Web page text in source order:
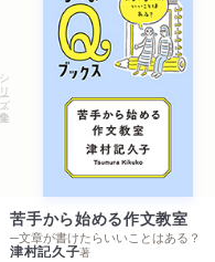
シリーズ・全集
苦手から始める作文教室
─文章が書けたらいいことはある？
津村記久子著